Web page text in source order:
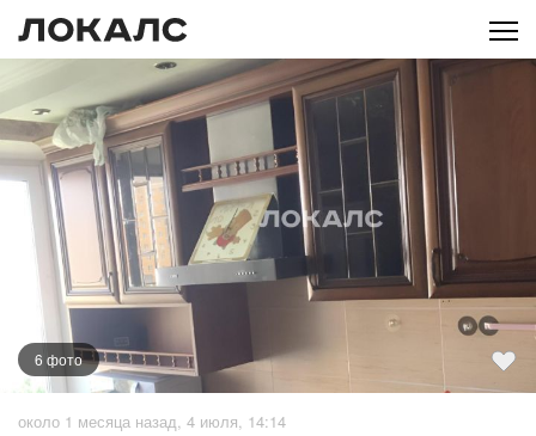
6 фото
около 1 месяца назад, 4 июля, 14:14